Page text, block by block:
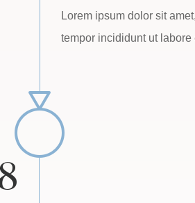
Lorem ipsum dolor sit
tempor incididunt ut labore